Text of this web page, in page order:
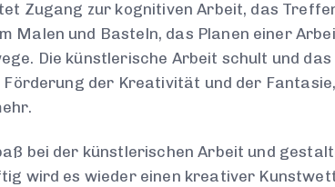
Zugang zur kognitiven Arbeit, das
Malen und Basteln, das Planen einer
Die künstlerische Arbeit schult und das
Förderung der Kreativität und der
bei der künstlerischen Arbeit und
wird es wieder einen kreativer